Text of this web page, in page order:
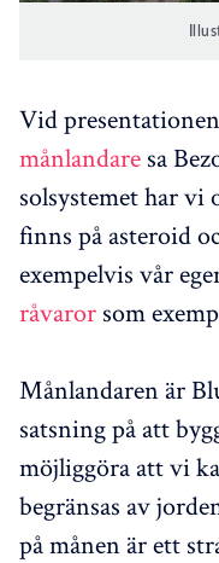
Vid
månlandare sa
solsystemet har vi
finns på asteroid
exempelvis vår
råvaror som
Månlandaren är
satsning på att
möjliggöra att vi
begränsas av
på månen är ett